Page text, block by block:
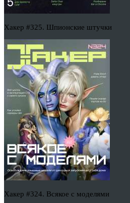
Хакер #325. Шпионские штучки
Хакер #324. Всякое с моделями